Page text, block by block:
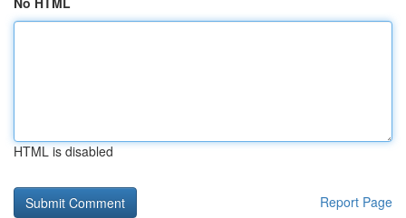
HTML is disabled
Report Page